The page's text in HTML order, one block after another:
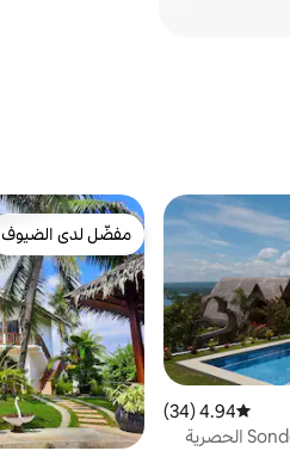
متوسط التقييم 4.94 من 5، 34 مراجعات
4.94 (34)
مفضّل لدى الضيوف
مفضّل لدى الضيوف